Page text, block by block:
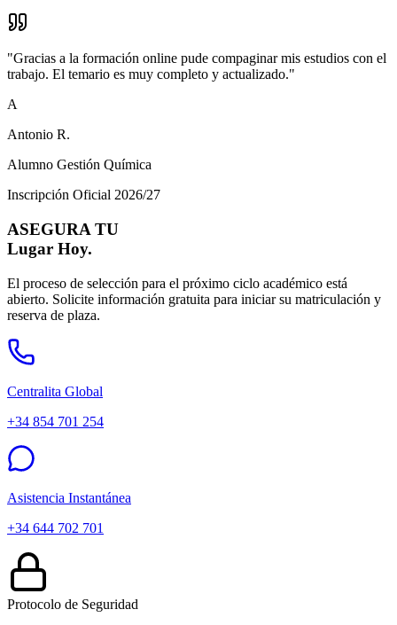
"Gracias a la formación online pude compaginar mis estudios con el
trabajo. El temario es muy completo y actualizado."
A
Antonio R.
Alumno Gestión Química
Inscripción Oficial 2026/27
ASEGURA TU
Lugar Hoy.
El proceso de selección para el próximo ciclo académico está
abierto. Solicite información gratuita para iniciar su matriculación y
reserva de plaza.
Centralita Global
+34 854 701 254
Asistencia Instantánea
+34 644 702 701
Protocolo de Seguridad